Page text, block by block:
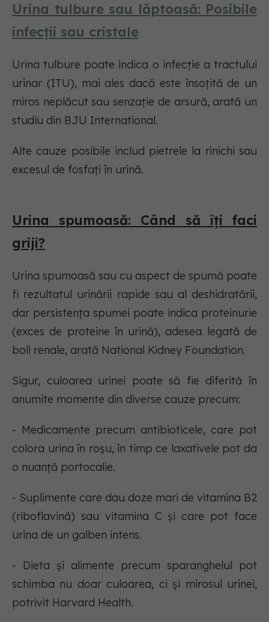
Urina tulbure sau lăptoasă: Posibile
infecții sau cristale
Urina tulbure poate indica o infecție a tractului
urinar (ITU), mai ales dacă este însoțită de un
miros neplăcut sau senzație de arsură, arată un
studiu din BJU International.
Alte cauze posibile includ pietrele la rinichi sau
excesul de fosfați în urină.
Urina spumoasă: Când să îți faci
griji?
Urina spumoasă sau cu aspect de spumă poate
fi rezultatul urinării rapide sau al deshidratării,
dar persistența spumei poate indica proteinurie
(exces de proteine în urină), adesea legată de
boli renale, arată National Kidney Foundation.
Sigur, culoarea urinei poate să fie diferită în
anumite momente din diverse cauze precum:
- Medicamente precum antibioticele, care pot
colora urina în roșu, în timp ce laxativele pot da
o nuanță portocalie.
- Suplimente care dau doze mari de vitamina B2
(riboflavină) sau vitamina C și care pot face
urina de un galben intens.
- Dieta și alimente precum sparanghelul pot
schimba nu doar culoarea, ci și mirosul urinei,
potrivit Harvard Health.